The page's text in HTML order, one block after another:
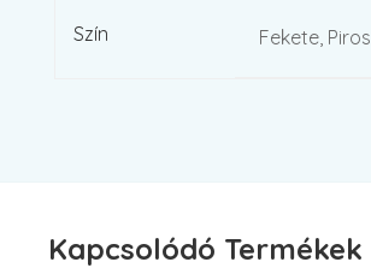
Szín Fekete, Piros
Kapcsolódó Termékek